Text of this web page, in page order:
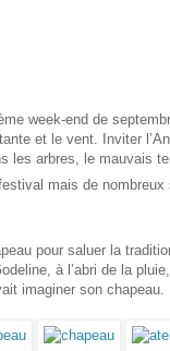
week-end de
et le vent. Inviter
les arbres, le mauvais
mais de
pour saluer la
à l’abri de la
imaginer son chapeau.